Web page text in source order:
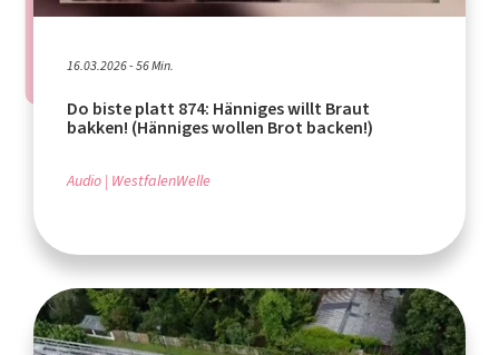
16.03.2026 - 56 Min.
Do biste platt 874: Hänniges willt Braut
bakken! (Hänniges wollen Brot backen!)
Audio WestfalenWelle